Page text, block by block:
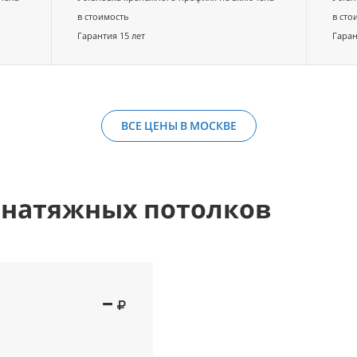
зона
23:00
в стоимость
Гарантия 15 лет
в
ВСЕ ЦЕНЫ В МОСКВЕ
потолков
–